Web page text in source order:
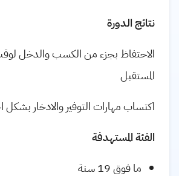
نتائج الدورة
الاحتفاظ بجزء من الكسب والدخل
المستقبل
اكتساب مهارات التوفير والادخار بشكل
الفئة المستهدفة
ما فوق 19 سنة